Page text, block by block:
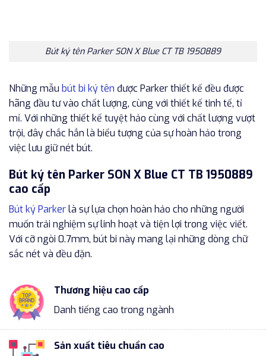
Bút ký tên Parker SON X Blue CT TB 1950889
Những mẫu bút bi ký tên được Parker thiết kế đều được
hãng đầu tư vào chất lượng, cùng với thiết kế tinh tế, tỉ
mỉ. Với những thiết kế tuyệt hảo cùng với chất lượng vượt
trội, đây chắc hẳn là biểu tượng của sự hoàn hảo trong
việc lưu giữ nét bút.
Bút ký tên Parker SON X Blue CT TB 1950889
cao cấp
Bút ký Parkerlà sự lựa chọn hoàn hảo cho những người
muốn trải nghiệm sự linh hoạt và tiện lợi trong việc viết.
Với cỡ ngòi 0.7mm, bút bi này mang lại những dòng chữ
sắc nét và đều đặn.
Thương hiệu cao cấp
Danh tiếng cao trong ngành
Sản xuất tiêu chuẩn cao